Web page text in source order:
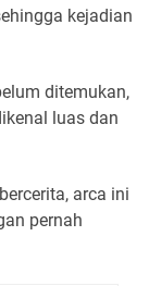
kejadian
ditemukan,
luas dan
arca ini
pernah